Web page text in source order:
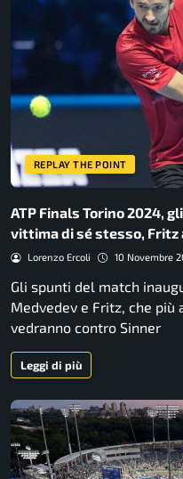
REPLAY THE POINT
ATP Finals Torino 2024,
vittima di sé stesso,
Lorenzo Ercoli 10 Novembre
Gli spunti del match
Medvedev e Fritz, che
vedranno contro Sinner
Leggi di più